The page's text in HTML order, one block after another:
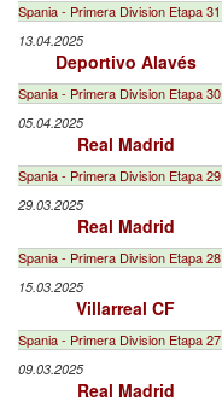
Spania - Primera Division Etapa 31
13.04.2025
Deportivo Alavés
Spania - Primera Division Etapa 30
05.04.2025
Real Madrid
Spania - Primera Division Etapa 29
29.03.2025
Real Madrid
Spania - Primera Division Etapa 28
15.03.2025
Villarreal CF
Spania - Primera Division Etapa 27
09.03.2025
Real Madrid